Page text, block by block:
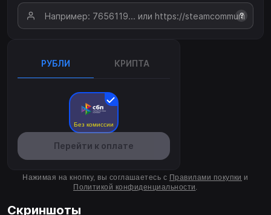
?
РУБЛИ КРИПТА
Без комиссии
Перейти к оплате
Нажимая на кнопку, вы соглашаетесь с Правилами покупки и
Политикой конфиденциальности.
Скриншоты